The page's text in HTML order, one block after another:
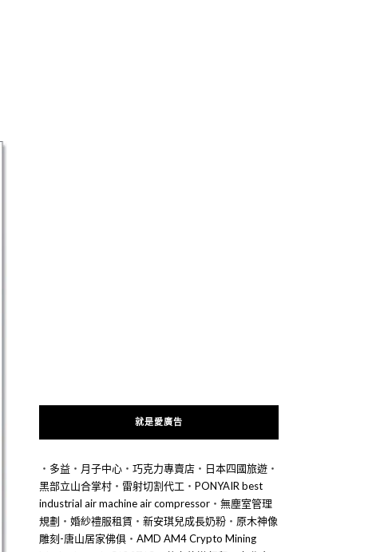
就是愛廣告
‧ 多益 ‧ 月子中心 ‧ 巧克力專賣店 ‧ 日本四國旅遊 ‧
黑部立山合掌村 ‧ 雷射切割代工 ‧ PONYAIR best
industrial air machine air compressor ‧ 無塵室管理
規劃 ‧ 婚紗禮服租賃 ‧ 新安琪兒成長奶粉 ‧ 原木神像
雕刻-唐山居家佛俱 ‧ AMD AM4 Crypto Mining